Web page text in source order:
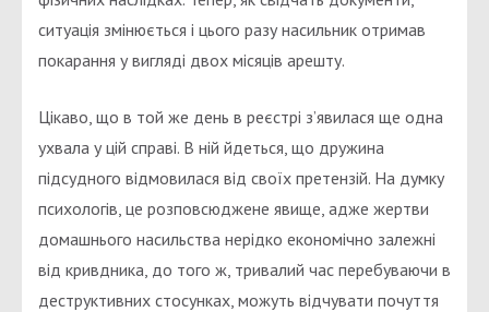
ситуація змінюється і цього разу насильник отримав
покарання у вигляді двох місяців арешту.
Цікаво, що в той же день в реєстрі з’явилася ще одна
ухвала у цій справі. В ній йдеться, що дружина
підсудного відмовилася від своїх претензій. На думку
психологів, це розповсюджене явище, адже жертви
домашнього насильства нерідко економічно залежні
від кривдника, до того ж, тривалий час перебуваючи в
деструктивних стосунках, можуть відчувати почуття